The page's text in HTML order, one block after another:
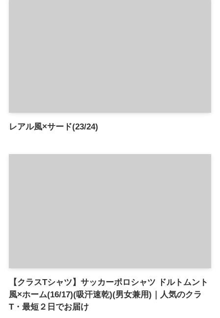
レアル風×サード(23/24)
【クラスTシャツ】サッカーポロシャツ ドルトムント
風×ホーム(16/17)(吸汗速乾)(男女兼用)｜人気のクラ
T・最短２日でお届け